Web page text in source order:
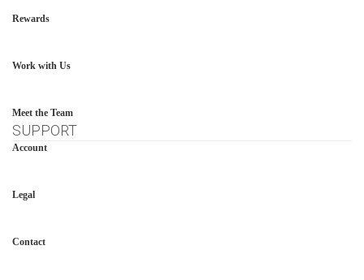
Rewards
Work with Us
Meet the Team
SUPPORT
Account
Legal
Contact